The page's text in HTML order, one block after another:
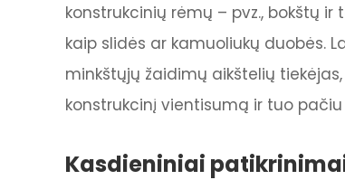
konstrukcinių rėmų – pvz., bokštų
kaip slidės ar kamuoliukų duobės.
minkštųjų žaidimų aikštelių
konstrukcinį vientisumą ir tuo
Kasdieniniai